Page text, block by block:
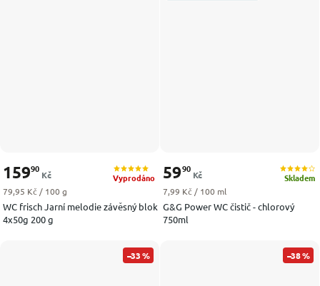
WC frisch Jarní melodie závěsný blok
4x50g 200 g
Vyprodáno
15990
Kč
Měrná cena:
79,95 Kč / 100 g
G&G Power WC čistič - chlorový
750ml
Skladem
5990
Kč
Měrná cena:
7,99 Kč / 100 ml
–33 % –38 %